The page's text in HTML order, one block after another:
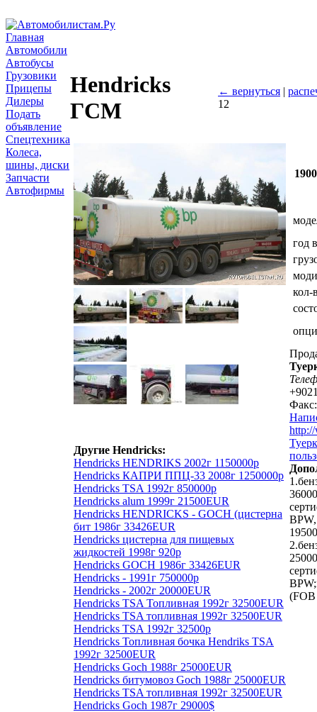
Главная
Автомобили
Автобусы
Грузовики
Прицепы
Дилеры
Подать
объявление
Спецтехника
Колеса,
шины, диски
Запчасти
Автофирмы
Hendricks
ГСМ
← вернуться |
12
Другие Hendricks:
Hendricks HENDRIKS 2002г 1150000р
Hendricks КАПРИ ППЦ-33 2008г 1250000р
Hendricks TSA 1992г 850000р
Hendricks alum 1999г 21500EUR
Hendricks HENDRICKS - GOCH (цистерна
бит 1986г 33426EUR
Hendricks цистерна для пищевых
жидкостей 1998г 920р
Hendricks GOCH 1986г 33426EUR
Hendricks - 1991г 750000р
Hendricks - 2002г 20000EUR
Hendricks TSA Топливная 1992г 32500EUR
Hendricks TSA топливная 1992г 32500EUR
Hendricks TSA 1992г 32500р
Hendricks Топливная бочка Hendriks TSA
1992г 32500EUR
Hendricks Goch 1988г 25000EUR
Hendricks битумовоз Goch 1988г 25000EUR
Hendricks TSA топливная 1992г 32500EUR
Hendricks Goch 1987г 29000$
год
кол-